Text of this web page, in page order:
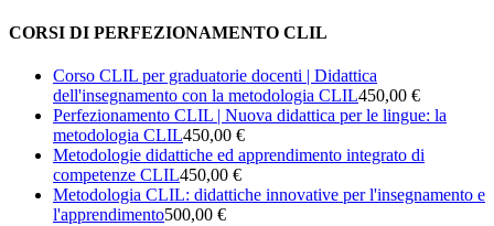
CORSI DI PERFEZIONAMENTO CLIL
Corso CLIL per graduatorie docenti | Didattica
dell'insegnamento con la metodologia CLIL450,00 €
Perfezionamento CLIL | Nuova didattica per le lingue: la
metodologia CLIL450,00 €
Metodologie didattiche ed apprendimento integrato di
competenze CLIL450,00 €
Metodologia CLIL: didattiche innovative per l'insegnamento e
l'apprendimento500,00 €